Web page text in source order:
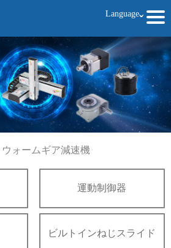
Languageˇ
ウォームギア減速機
運動制御器
ビルトインねじスライド